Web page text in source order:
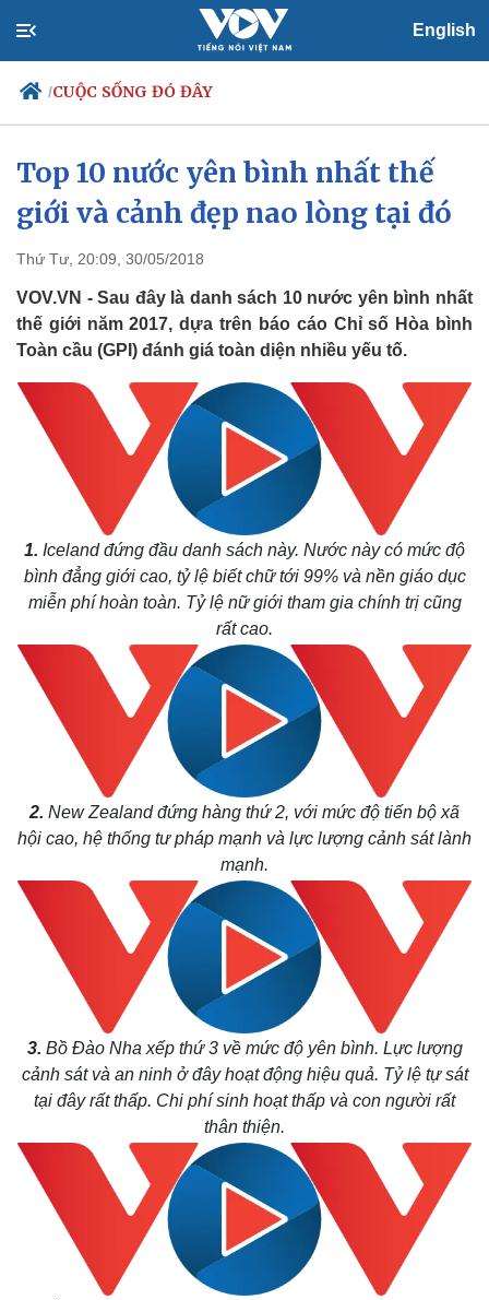
English
/CUỘC SỐNG ĐÓ ĐÂY
Chính trị
Đảng
Tổ chức nhân sự
Nhận diện sự thật
Xã hội
Dấu ấn VOV
Việc làm
Biển đảo
Top 10 nước yên bình nhất thế
giới và cảnh đẹp nao lòng tại đó
Thứ Tư, 20:09, 30/05/2018
VOV.VN - Sau đây là danh sách 10 nước yên bình nhất
thế giới năm 2017, dựa trên báo cáo Chỉ số Hòa bình
Toàn cầu (GPI) đánh giá toàn diện nhiều yếu tố.
1. Iceland đứng đầu danh sách này. Nước này có mức độ
bình đẳng giới cao, tỷ lệ biết chữ tới 99% và nền giáo dục
miễn phí hoàn toàn. Tỷ lệ nữ giới tham gia chính trị cũng
rất cao.
2. New Zealand đứng hàng thứ 2, với mức độ tiến bộ xã
hội cao, hệ thống tư pháp mạnh và lực lượng cảnh sát lành
mạnh.
3. Bồ Đào Nha xếp thứ 3 về mức độ yên bình. Lực lượng
cảnh sát và an ninh ở đây hoạt động hiệu quả. Tỷ lệ tự sát
tại đây rất thấp. Chi phí sinh hoạt thấp và con người rất
thân thiện.